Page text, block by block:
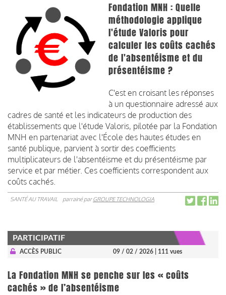
Fondation MNH : Quelle
méthodologie applique
l'étude Valoris pour
calculer les coûts cachés
de l'absentéisme et du
présentéisme ?
C'est en croisant les réponses
à un questionnaire adressé aux
cadres de santé et les indicateurs de production des
établissements que l'étude Valoris, pilotée par la Fondation
MNH en partenariat avec l'École des hautes études en
santé publique, parvient à sortir des coefficients
multiplicateurs de l'absentéisme et du présentéisme par
service et par métier. Ces coefficients correspondent aux
coûts cachés.
SANTÉ AU TRAVAIL parrainé parGROUPE TECHNOLOGIA
PARTICIPATIF
ACCÈS PUBLIC 09 / 02 / 2026 | 111 vues
La Fondation MNH se penche sur les « coûts
cachés » de l’absentéisme